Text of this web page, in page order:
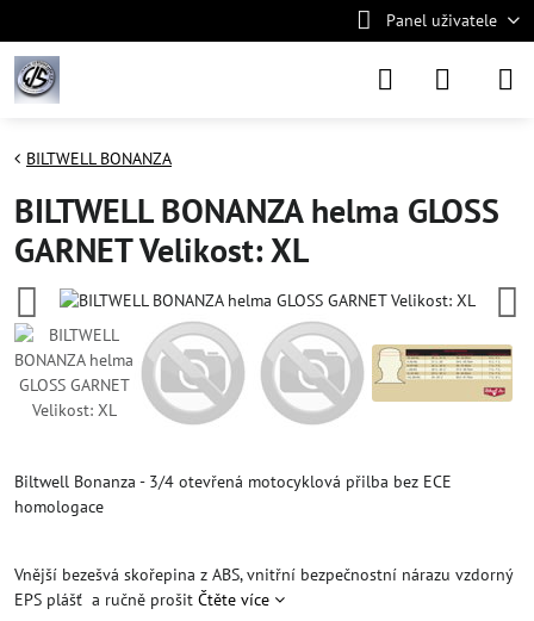
Panel uživatele
BILTWELL BONANZA
BILTWELL BONANZA helma GLOSS
GARNET Velikost: XL
Biltwell Bonanza - 3/4 otevřená motocyklová přilba bez ECE
homologace
Vnější bezešvá skořepina z ABS, vnitřní bezpečnostní nárazu vzdorný
EPS plášť a ručně prošit Čtěte více